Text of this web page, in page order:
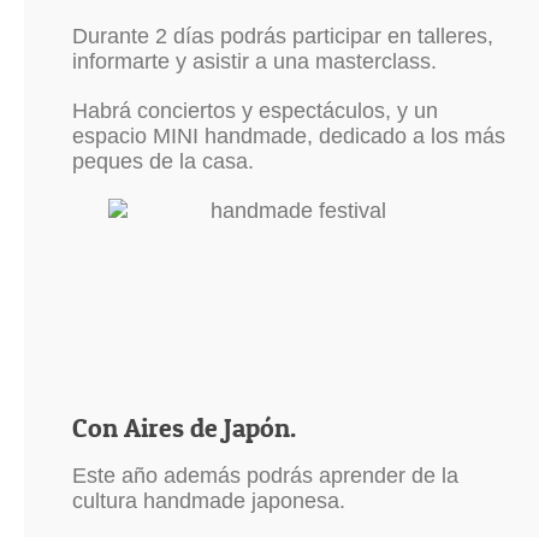
Durante 2 días podrás participar en talleres,
informarte y asistir a una masterclass.
Habrá conciertos y espectáculos, y un
espacio MINI handmade, dedicado a los más
peques de la casa.
Con Aires de Japón.
Este año además podrás aprender de la
cultura handmade japonesa.